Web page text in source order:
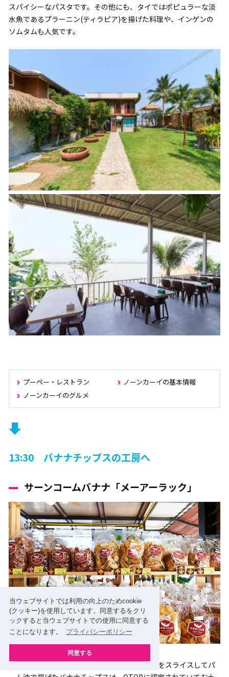
当ウェブサイトでは利用の向上のためcookie
(クッキー)を使用しています。同意するをクリ
ックすると当ウェブサイトでの使用に同意する
ことになります。
プライバシーポリシー
同意する
スパイシーなパスタです。その他にも、タイではポピュラーな淡
水魚であるプラーニン(ティラピア)を揚げた料理や、インゲンの
ソムタムも人気です。
プーペー・レストラン
ノーンカーイの基本情報
ノーンカーイのグルメ
13:30 バナナチップスの工房へ
サーンコームバナナ「メーアーラック」
ノーンカーイ県サーンコーム群の名産品バナナをスライスしてパ